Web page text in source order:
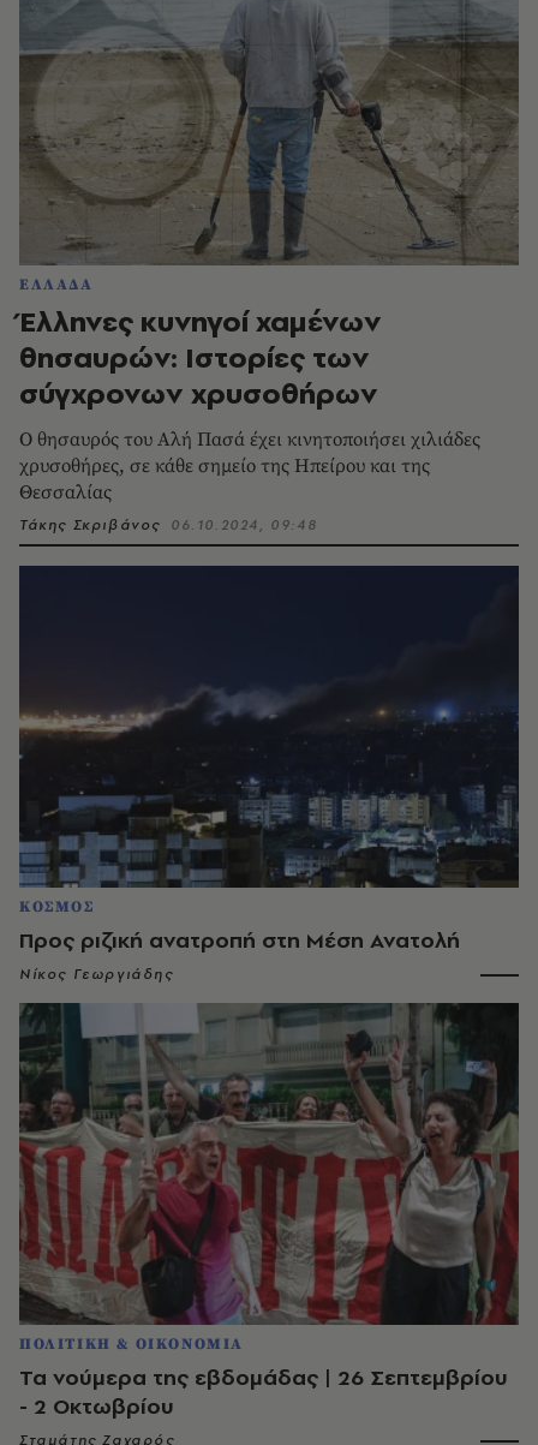
ΚΟΣΜΟΣ
Προς ριζική ανατροπή στη Μέση Ανατολή
Νίκος Γεωργιάδης
ΠΟΛΙΤΙΚΗ & ΟΙΚΟΝΟΜΙΑ
Τα νούμερα της εβδομάδας | 26 Σεπτεμβρίου
- 2 Οκτωβρίου
Σταμάτης Ζαχαρός
ΕΛΛΑΔΑ
Έλληνες κυνηγοί χαμένων
θησαυρών: Ιστορίες των
σύγχρονων χρυσοθήρων
Ο θησαυρός του Αλή Πασά έχει κινητοποιήσει χιλιάδες
χρυσοθήρες, σε κάθε σημείο της Ηπείρου και της
Θεσσαλίας
Τάκης Σκριβάνος 06.10.2024, 09:48